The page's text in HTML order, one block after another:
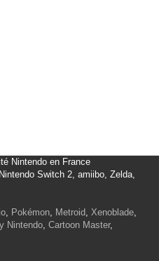
Nintendo en France
Switch 2, amiibo, Zelda,
, Pokémon, Metroid, Xenoblade,
Nintendo, Cartoon Master,